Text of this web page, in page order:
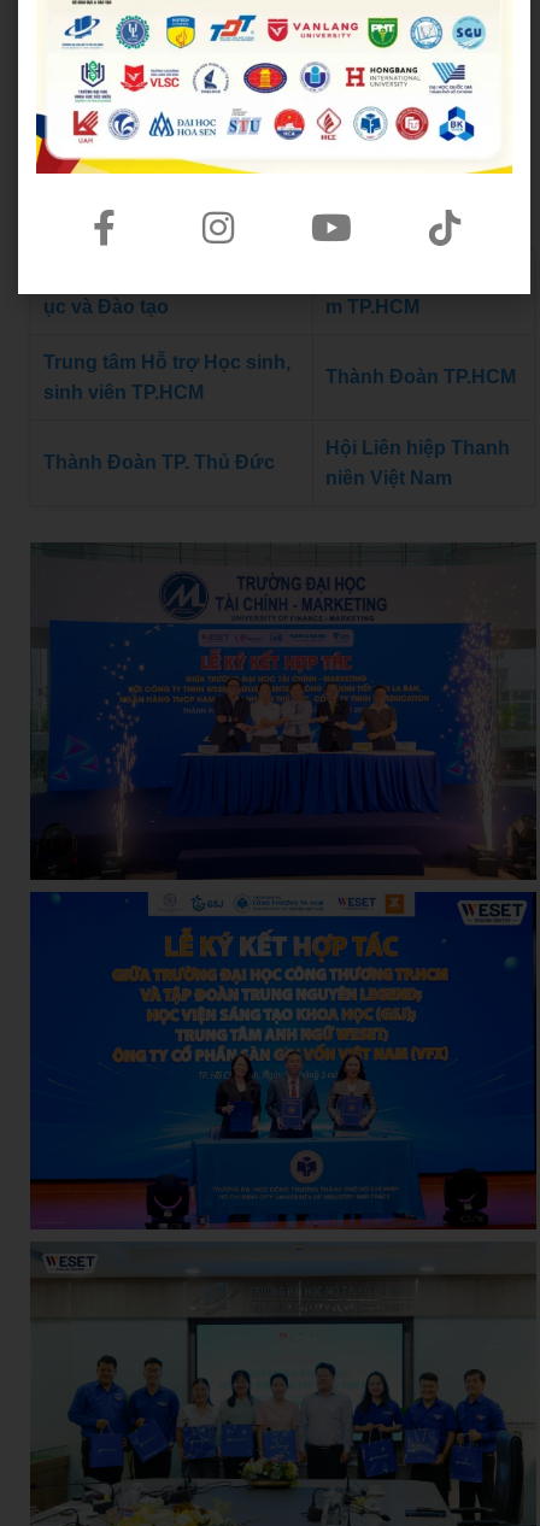
ục và Đào tạo
m TP.HCM
Trung tâm Hỗ trợ Học sinh,
sinh viên TP.HCM
Thành Đoàn TP.HCM
Thành Đoàn TP. Thủ Đức
Hội Liên hiệp Thanh
niên Việt Nam